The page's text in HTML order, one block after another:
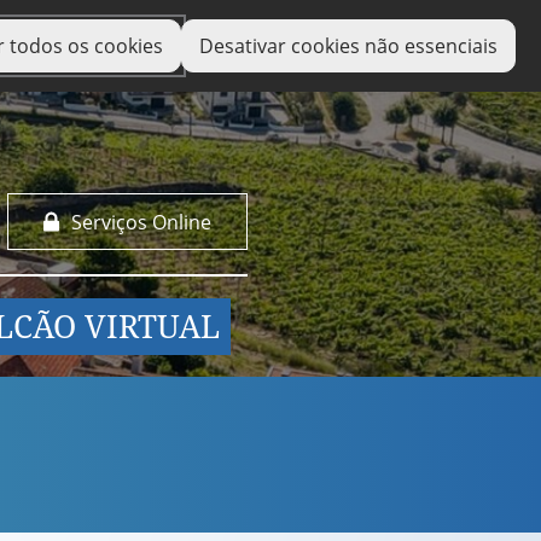
todos os cookies Desativar cookies não essenciais
Serviços Online
VIRTUAL